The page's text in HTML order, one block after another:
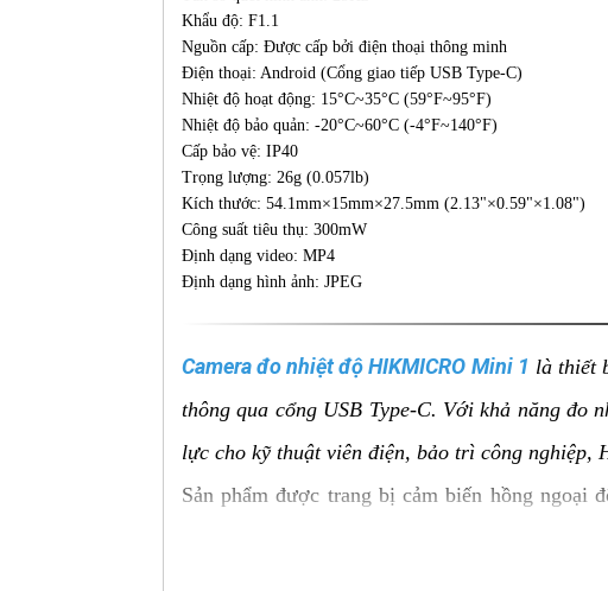
Khẩu độ: F1.1
Nguồn cấp: Được cấp bởi điện thoại thông minh
Điện thoại: Android (Cổng giao tiếp USB Type-C)
Nhiệt độ hoạt động: 15°C~35°C (59°F~95°F)
Nhiệt độ bảo quản: -20°C~60°C (-4°F~140°F)
Cấp bảo vệ: IP40
Trọng lượng: 26g (0.057lb)
Kích thước: 54.1mm×15mm×27.5mm (2.13"×0.59"×1.08")
Công suất tiêu thụ: 300mW
Định dạng video: MP4
Định dạng hình ảnh: JPEG
Camera đo nhiệt độ HIKMICRO Mini 1 là thiết
thông qua cổng USB Type-C. Với khả năng
lực cho kỹ thuật viên điện, bảo trì công nghiệp,
Sản phẩm được trang bị cảm biến hồng